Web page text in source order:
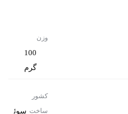
وزن
100
گرم
کشور
ساخت سوئ